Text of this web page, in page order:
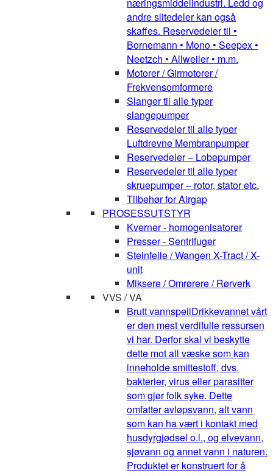
andre slitedeler kan også
skaffes. Reservedeler til •
Bornemann • Mono • Seepex •
Neetzch • Allweiler • m.m.
Motorer / Girmotorer /
Frekvensomformere
Slanger til alle typer
slangepumper
Reservedeler til alle typer
Luftdrevne Membranpumper
Reservedeler – Lobepumper
Reservedeler til alle typer
skruepumper – rotor, stator etc.
Tilbehør for Airgap
PROSESSUTSTYR
Kverner - homogenisatorer
Presser - Sentrifuger
Steinfelle / Wangen X-Tract / X-
unit
Miksere / Omrørere / Rørverk
VVS / VA
Brutt vannspeilDrikkevannet vårt
er den mest verdifulle ressursen
vi har. Derfor skal vi beskytte
dette mot all væske som kan
inneholde smittestoff, dvs.
bakterier, virus eller parasitter
som gjør folk syke. Dette
omfatter avløpsvann, alt vann
som kan ha vært i kontakt med
husdyrgjødsel o.l., og elvevann,
sjøvann og annet vann i naturen.
Produktet er konstruert for å